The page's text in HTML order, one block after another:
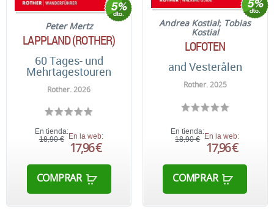
Peter Mertz
LAPPLAND (ROTHER)
60 Tages- und
Mehrtagestouren
Rother. 2026
En tienda:
18,90 € En la web:
17,96 €
COMPRAR
Andrea Kostial; Tobias
Kostial
LOFOTEN
and Vesterålen
Rother. 2025
En tienda:
18,90 € En la web:
17,96 €
COMPRAR